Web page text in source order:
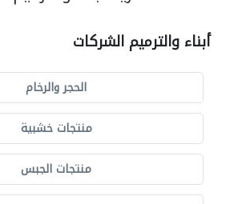
أبناء والترميم الشركات
الحجر والرخام
منتجات خشبية
منتجات الجبس